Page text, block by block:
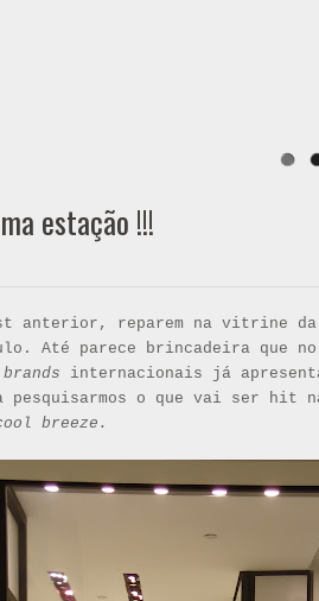
estação !!!
anterior, reparem na vitrine
Até parece brincadeira que
internacionais já
pesquisarmos o que vai ser hit
breeze.